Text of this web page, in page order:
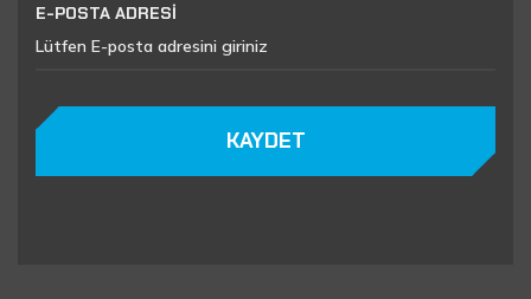
E-POSTA ADRESİ
KAYDET